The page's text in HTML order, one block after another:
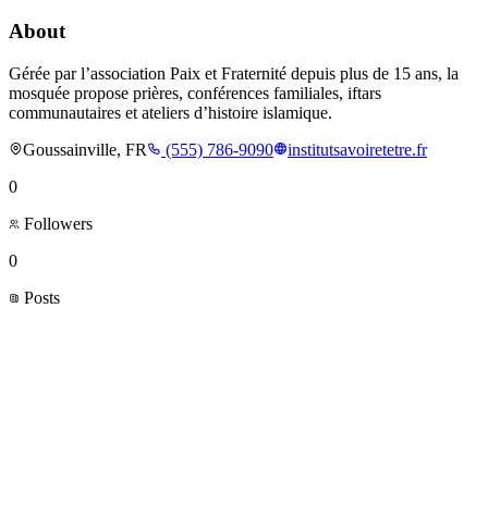
About
Gérée par l’association Paix et Fraternité depuis plus de 15 ans, la
mosquée propose prières, conférences familiales, iftars
communautaires et ateliers d’histoire islamique.
Goussainville, FR
(555) 786-9090
institutsavoiretetre.fr
0
Followers
0
Posts